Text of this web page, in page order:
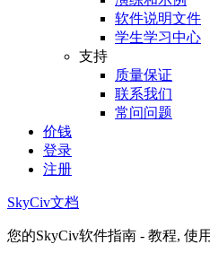
软件说明文件
学生学习中心
支持
质量保证
联系我们
常问问题
价钱
登录
注册
SkyCiv文档
您的SkyCiv软件指南 - 教程, 使